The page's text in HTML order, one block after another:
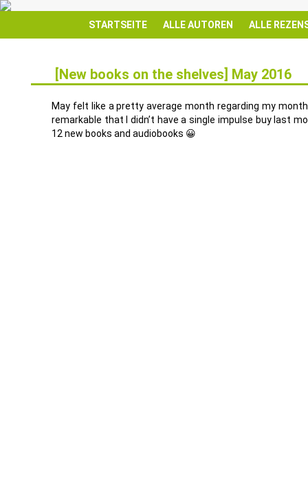
STARTSEITE ALLE AUTOREN ALLE
[New books on the shelves] May 2016
May felt like a pretty average month regarding my
remarkable that I didn’t have a single impulse buy last
12 new books and audiobooks 😀